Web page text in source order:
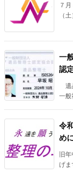
７
（
一
認
遺
一
令
め
旧
げ